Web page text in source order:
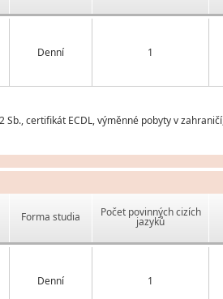
Denní 1
Sb., certifikát ECDL, výměnné pobyty v
Forma studia Počet povinných cizích
jazyků
Denní 1